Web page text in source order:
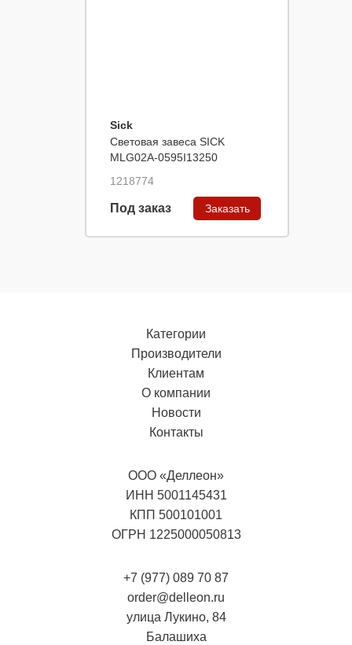
Sick
Световая завеса SICK
MLG02A-0595I13250
1218774
Под заказ Заказать
Категории
Производители
Клиентам
О компании
Новости
Контакты
ООО «Деллеон»
ИНН 5001145431
КПП 500101001
ОГРН 1225000050813
+7 (977) 089 70 87
order@delleon.ru
улица Лукино, 84
Балашиха